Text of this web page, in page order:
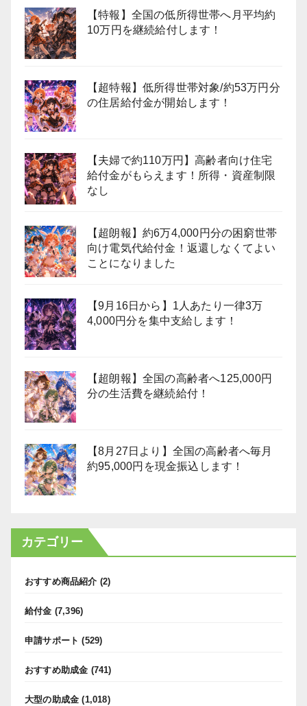
【特報】全国の低所得世帯へ月平均約
10万円を継続給付します！
【超特報】低所得世帯対象/約53万円分
の住居給付金が開始します！
【夫婦で約110万円】高齢者向け住宅
給付金がもらえます！所得・資産制限
なし
【超朗報】約6万4,000円分の困窮世帯
向け電気代給付金！返還しなくてよい
ことになりました
【9月16日から】1人あたり一律3万
4,000円分を集中支給します！
【超朗報】全国の高齢者へ125,000円
分の生活費を継続給付！
【8月27日より】全国の高齢者へ毎月
約95,000円を現金振込します！
カテゴリー
おすすめ商品紹介 (2)
給付金 (7,396)
申請サポート (529)
おすすめ助成金 (741)
大型の助成金 (1,018)